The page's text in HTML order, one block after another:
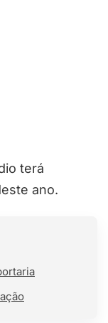
terá
ano.